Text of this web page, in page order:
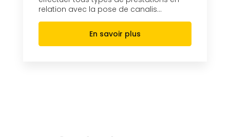
relation avec la pose de canalis...
En savoir plus